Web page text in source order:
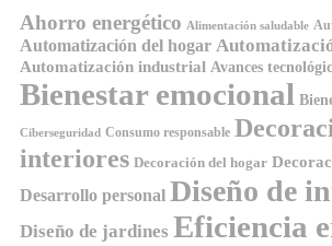
Ahorro energético Alimentación saludable
Automatización del hogar
Automatización industrial Avances
Bienestar emocional
Ciberseguridad Consumo responsable
interiores Decoración del hogar
Desarrollo personal Diseño de
Diseño de jardines Eficiencia